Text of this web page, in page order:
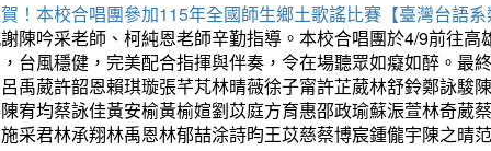
！本校合唱團參加115年全國師生鄉土歌謠比賽【臺灣台語
陳吟采老師、柯純恩老師辛勤指導。本校合唱團於4/9前往
台風穩健，完美配合指揮與伴奏，令在場聽眾如癡如醉。最
禹葳許韶恩賴琪璇張芊芃林晴薇徐子甯許芷葳林舒鈴鄭詠駿
宥均蔡詠佳黃安榆黃榆媗劉苡庭方育惠邵政瑜蘇浱萱林奇葳
采君林承翔林禹恩林郁喆涂詩昀王苡慈蔡博宸鍾儱宇陳之晴